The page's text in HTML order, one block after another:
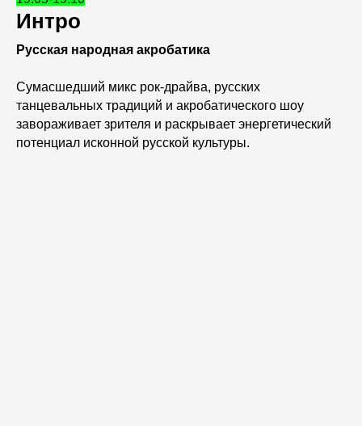
Интро
Русская народная акробатика
Сумасшедший микс рок-драйва, русских
танцевальных традиций и акробатического шоу
завораживает зрителя и раскрывает энергетический
потенциал исконной русской культуры.